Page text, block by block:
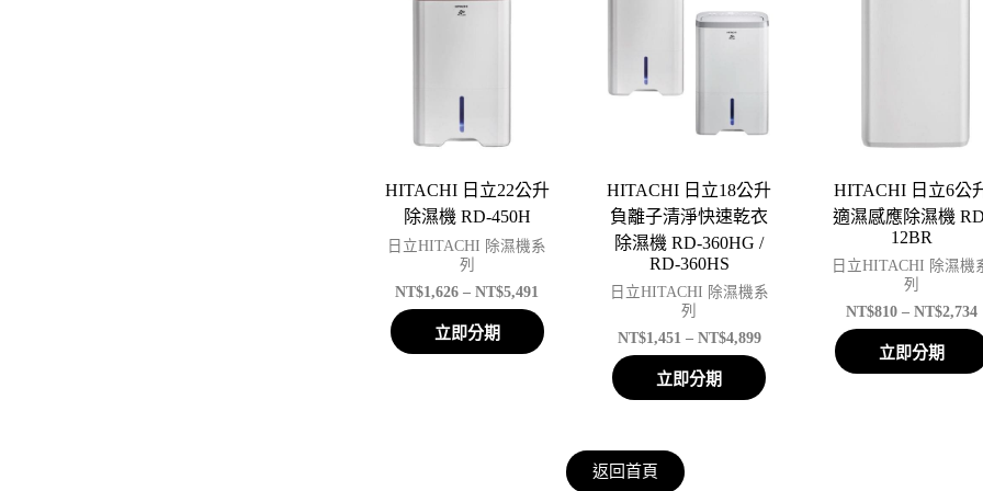
HITACHI 日立22公升
除濕機 RD-450H
日立HITACHI 除濕機系
列
NT$1,626 – NT$5,491
立即分期
HITACHI 日立18公升
負離子清淨快速乾衣
除濕機 RD-360HG /
RD-360HS
日立HITACHI 除濕機系
列
NT$1,451 – NT$4,899
立即分期
HITACHI 日立6公
適濕感應除濕機
12BR
日立HITACHI 除濕機
列
NT$810 – NT$2,734
立即分期
返回首頁